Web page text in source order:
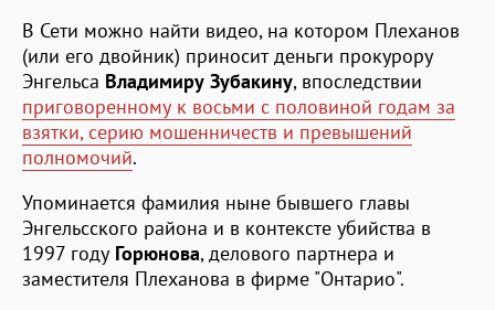
В Сети можно найти видео, на котором Плеханов
(или его двойник) приносит деньги прокурору
Энгельса Владимиру Зубакину, впоследствии
приговоренному к восьми с половиной годам за
взятки, серию мошенничеств и превышений
полномочий.
Упоминается фамилия ныне бывшего главы
Энгельсского района и в контексте убийства в
1997 году Горюнова, делового партнера и
заместителя Плеханова в фирме "Онтарио".